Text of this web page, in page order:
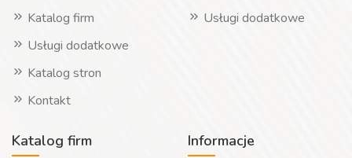
Katalog firm
Usługi dodatkowe
Katalog stron
Kontakt
Usługi dodatkowe
Katalog firm Informacje